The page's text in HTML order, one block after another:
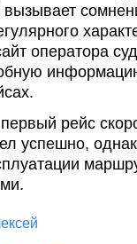
оператора
рейс
успешно,